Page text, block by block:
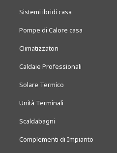
Sistemi ibridi casa
Pompe di Calore casa
Climatizzatori
Caldaie Professionali
Solare Termico
Unità Terminali
Scaldabagni
Complementi di Impianto